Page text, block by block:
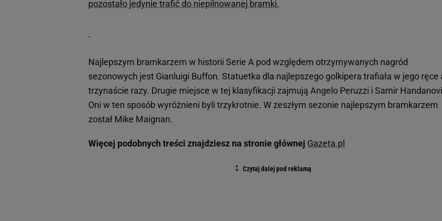
pozostało jedynie trafić do niepilnowanej bramki.
Najlepszym bramkarzem w historii Serie A pod względem otrzymywanych nagród
sezonowych jest Gianluigi Buffon. Statuetka dla najlepszego golkipera trafiała w jego ręce
trzynaście razy. Drugie miejsce w tej klasyfikacji zajmują Angelo Peruzzi i Samir
Oni w ten sposób wyróżnieni byli trzykrotnie. W zeszłym sezonie najlepszym bramkarzem
został Mike Maignan.
Więcej podobnych treści znajdziesz na stronie głównej Gazeta.pl